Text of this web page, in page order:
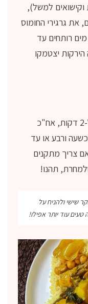
למשל),
את גרגירי החומוס
מים רותחים עד
יצטמקו
סוגרים מכסה, מביאים לרתיחה ל-2 דקות, אח"כ
ורבע או עד
צריך מתקנים
תהנו!
שישי ולהניח על
עוד יותר אפילו!